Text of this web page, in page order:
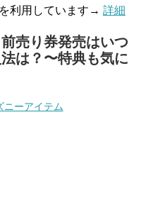
利用しています→ 詳細
売り券発売はいつ
は？〜特典も気に
ニーアイテム